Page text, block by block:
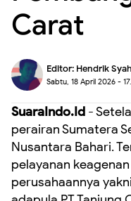
Carat
Editor: Hendrik
Sabtu, 18 April 2026 -
SuaraIndo.Id -
perairan Sumatera
Nusantara Bahari.
pelayanan
perusahaannya